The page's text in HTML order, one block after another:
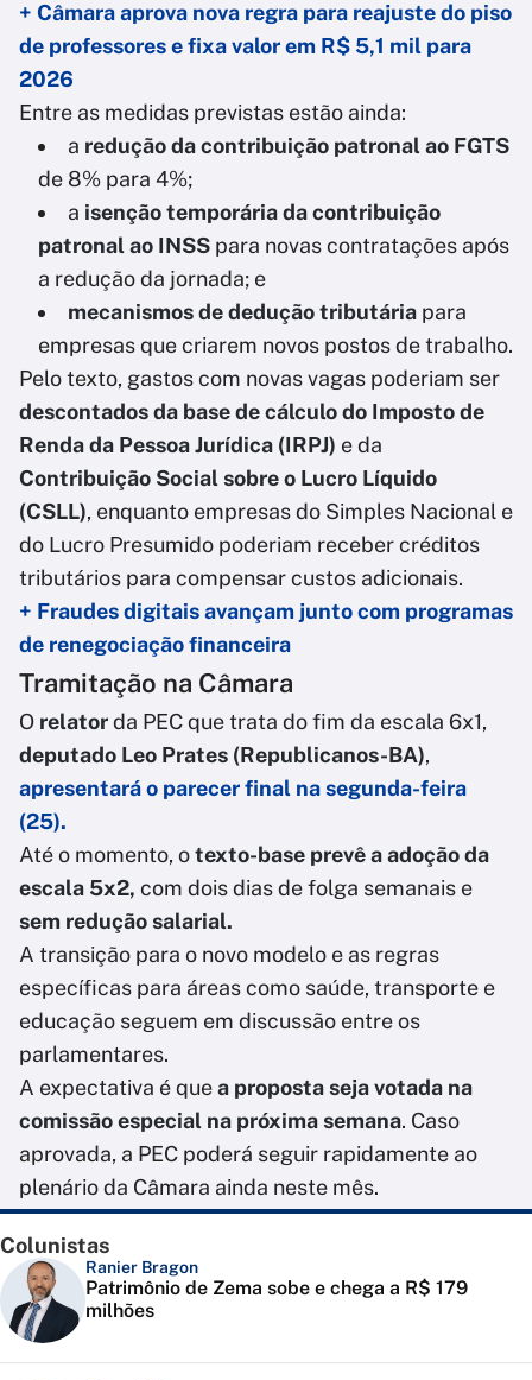
+ Câmara aprova nova regra para reajuste do piso
de professores e fixa valor em R$ 5,1 mil para
2026
Entre as medidas previstas estão ainda:
a redução da contribuição patronal ao FGTS
de 8% para 4%;
a isenção temporária da contribuição
patronal ao INSS para novas contratações após
a redução da jornada; e
mecanismos de dedução tributária para
empresas que criarem novos postos de trabalho.
Pelo texto, gastos com novas vagas poderiam ser
descontados da base de cálculo do Imposto de
Renda da Pessoa Jurídica (IRPJ) e da
Contribuição Social sobre o Lucro Líquido
(CSLL), enquanto empresas do Simples Nacional e
do Lucro Presumido poderiam receber créditos
tributários para compensar custos adicionais.
+ Fraudes digitais avançam junto com programas
de renegociação financeira
Tramitação na Câmara
O relatorda PEC que trata do fim da escala 6x1,
deputado Leo Prates (Republicanos-BA),
apresentará o parecer final na segunda-feira
(25).
Até o momento, otexto-base prevê a adoção da
escala 5x2, com dois dias de folga semanais e
sem redução salarial.
A transição para o novo modelo e as regras
específicas para áreas como saúde, transporte e
educação seguem em discussão entre os
parlamentares.
A expectativa é quea proposta seja votada na
comissão especial na próxima semana. Caso
aprovada, a PEC poderá seguir rapidamente ao
plenário da Câmara ainda neste mês.
Colunistas
Ranier Bragon
Patrimônio de Zema sobe e chega a R$ 179
milhões